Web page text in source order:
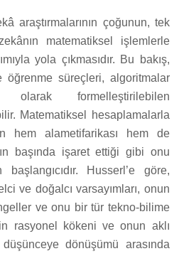
araştırmalarının çoğunun, tek
matematiksel işlemlerle
yola çıkmasıdır. Bu bakış,
öğrenme süreçleri, algoritmalar
olarak formelleştirilebilen
Matematiksel hesaplamalarla
hem alametifarikası hem de
başında işaret ettiği gibi onu
Husserl’e göre,
ve doğalcı varsayımları, onun
ve onu bir tür tekno-bilime
rasyonel kökeni ve onun aklı
düşünceye dönüşümü arasında